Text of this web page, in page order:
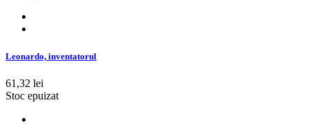
Leonardo, inventatorul
61,32 lei
Stoc epuizat